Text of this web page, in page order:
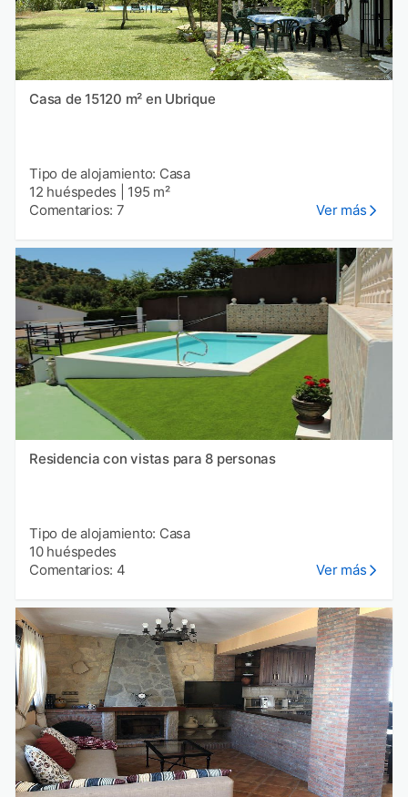
Casa de 15120 m² en Ubrique
Tipo de alojamiento: Casa
12 huéspedes
195 m²
Comentarios: 7
Ver más
Residencia con vistas para 8 personas
Tipo de alojamiento: Casa
10 huéspedes
Comentarios: 4
Ver más